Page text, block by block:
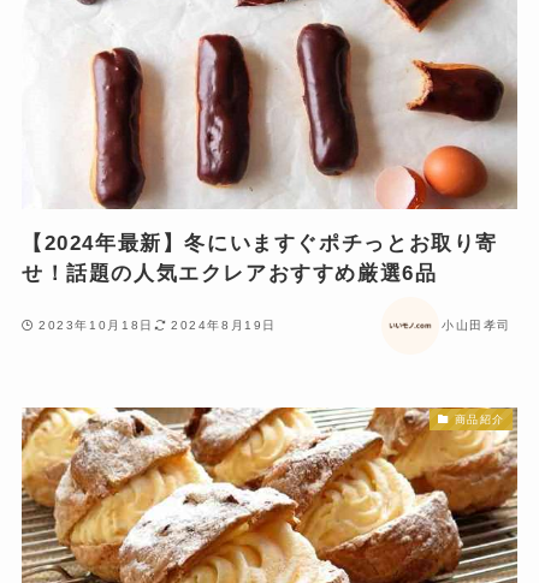
【2024年最新】冬にいますぐポチっとお取り寄
せ！話題の人気エクレアおすすめ厳選6品
2023年10月18日 2024年8月19日 小山田孝司
商品紹介